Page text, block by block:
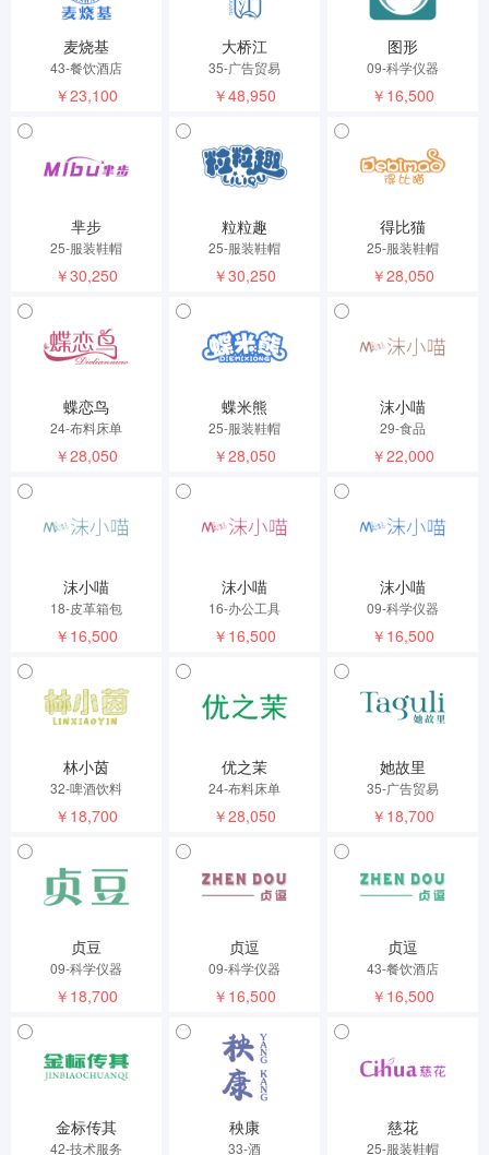
麦烧基
43-餐饮酒店
￥23,100
大桥江
35-广告贸易
￥48,950
图形
09-科学仪器
￥16,500
芈步
25-服装鞋帽
￥30,250
粒粒趣
25-服装鞋帽
￥30,250
得比猫
25-服装鞋帽
￥28,050
蝶恋鸟
24-布料床单
￥28,050
蝶米熊
25-服装鞋帽
￥28,050
沫小喵
29-食品
￥22,000
沫小喵
18-皮革箱包
￥16,500
沫小喵
16-办公工具
￥16,500
沫小喵
09-科学仪器
￥16,500
林小茵
32-啤酒饮料
￥18,700
优之茉
24-布料床单
￥28,050
她故里
35-广告贸易
￥18,700
贞豆
09-科学仪器
￥18,700
贞逗
09-科学仪器
￥16,500
贞逗
43-餐饮酒店
￥16,500
金标传其
42-技术服务
秧康
33-酒
慈花
25-服装鞋帽